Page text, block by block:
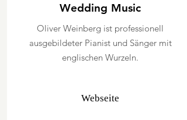
Wedding Music
Oliver Weinberg ist professionell
ausgebildeter Pianist und Sänger mit
englischen Wurzeln.
Webseite